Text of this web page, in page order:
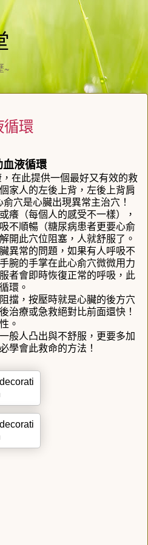
~
循環
血液循環
此提供一個最好又有效的救
家人的左後上背，左後上背肩
穴是心臟出現異常主治穴！
癢（每個人的感受不一樣），
不順暢（糖尿病患者更要心俞
開此穴位阻塞，人就舒服了。
異常的問題，如果有人呼吸不
腕的手掌在此心俞穴微微用力
者會即時恢復正常的呼吸，此
環。
擋，按壓時就是心臟的後方穴
治療或急救絕對比前面還快！
。
般人凸出與不舒服，更要多加
學會此救命的方法！